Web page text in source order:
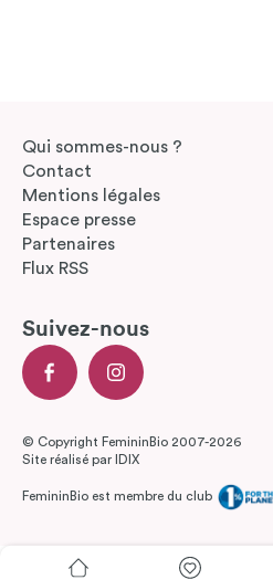
Qui sommes-nous ?
Contact
Mentions légales
Espace presse
Partenaires
Flux RSS
Suivez-nous
© Copyright FemininBio 2007-2026
Site réalisé par
IDIX
FemininBio est membre du club